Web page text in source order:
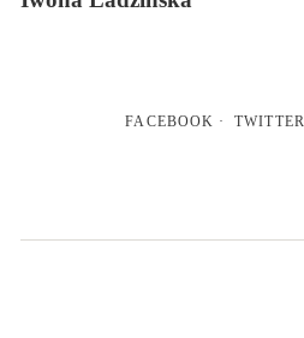
FACEBOOK TWITTER